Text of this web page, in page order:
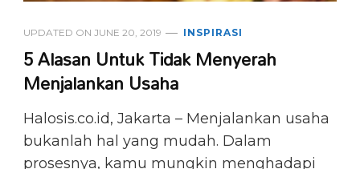
UPDATED ON JUNE 20, 2019 INSPIRASI
5 Alasan Untuk Tidak Menyerah
Menjalankan Usaha
Halosis.co.id, Jakarta – Menjalankan usaha
bukanlah hal yang mudah. Dalam
prosesnya, kamu mungkin menghadapi